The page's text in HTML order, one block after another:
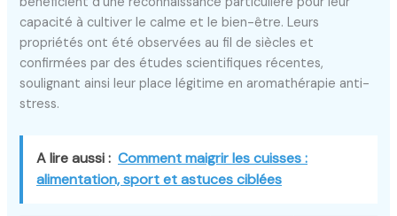
capacité à cultiver le calme et le bien-être. Leurs
propriétés ont été observées au fil de siècles et
confirmées par des études scientifiques récentes,
soulignant ainsi leur place légitime en aromathérapie anti-
stress.
A lire aussi : Comment maigrir les cuisses :
alimentation, sport et astuces ciblées